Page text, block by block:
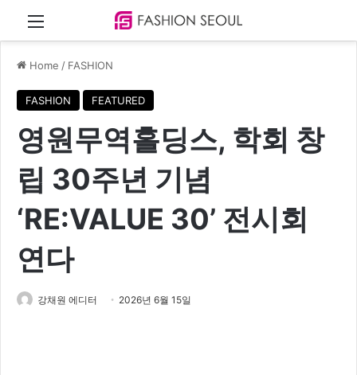
Menu
Home / FASHION
FASHION FEATURED
영원무역홀딩스, 학회 창
립 30주년 기념
‘RE:VALUE 30’ 전시회
연다
강채원 에디터 2026년 6월 15일